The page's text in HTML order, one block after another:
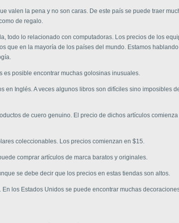
valen la pena y no son caras. De este país se puede traer
de regalo.
todo lo relacionado con computadoras. Los precios de los
que en la mayoría de los países del mundo. Estamos
es posible encontrar muchas golosinas inusuales.
en Inglés. A veces algunos libros son difíciles sino imposibles
de cuero genuino. El precio de dichos artículos
coleccionables. Los precios comienzan en $15.
comprar artículos de marca baratos y originales.
se debe decir que los precios en estas tiendas son altos.
los Estados Unidos se puede encontrar muchas